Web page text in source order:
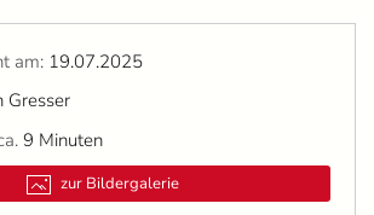
am: 19.07.2025
Gresser
9 Minuten
zur Bildergalerie